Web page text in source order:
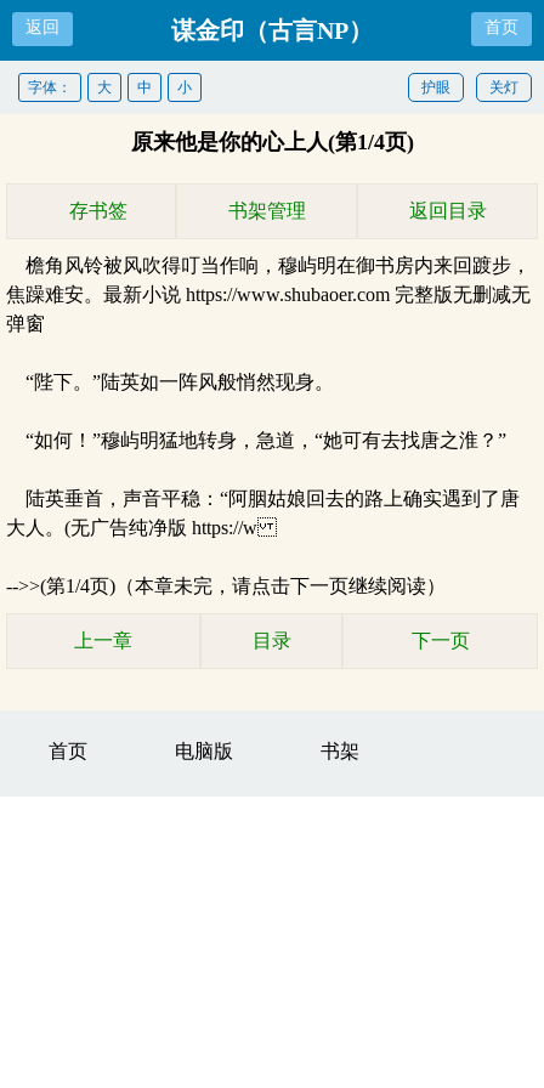
返回 谋金印（古言NP） 首页
关灯
护眼
字体： 大 中 小
原来他是你的心上人(第1/4页)
存书签 书架管理 返回目录
檐角风铃被风吹得叮当作响，穆屿明在御书房内来回踱步，
焦躁难安。最新小说 https://www.shubaoer.com 完整版无删减无
弹窗
“陛下。”陆英如一阵风般悄然现身。
“如何！”穆屿明猛地转身，急道，“她可有去找唐之淮？”
陆英垂首，声音平稳：“阿胭姑娘回去的路上确实遇到了唐
大人。(无广告纯净版 https://w
-->>(第1/4页)（本章未完，请点击下一页继续阅读）
上一章 目录 下一页
首页 电脑版 书架